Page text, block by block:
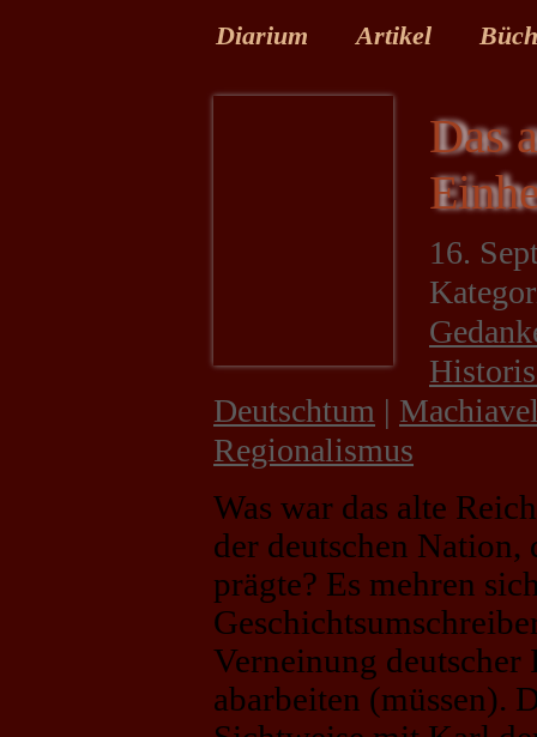
Diarium Artikel
Das
16.
Deutschtum |
Regionalismus
Was war das alte
der deutschen
prägte? Es mehren
Verneinung
abarbeiten (müssen).